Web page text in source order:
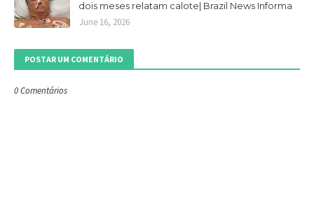
dois meses relatam calote| Brazil News Informa
June 16, 2026
POSTAR UM COMENTÁRIO
0 Comentários